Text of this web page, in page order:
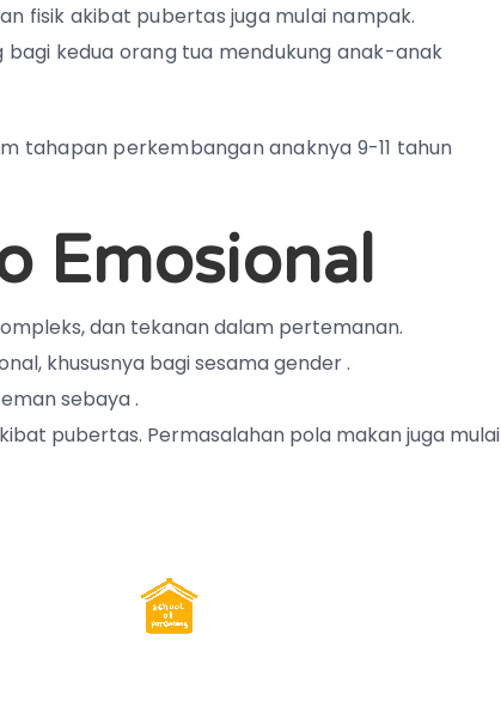
fisik akibat pubertas juga mulai nampak.
kedua orang tua mendukung anak-anak
tahapan perkembangan anaknya 9-11 tahun
Emosional
dan tekanan dalam pertemanan.
khususnya bagi sesama gender .
sebaya .
pubertas. Permasalahan pola makan juga mulai